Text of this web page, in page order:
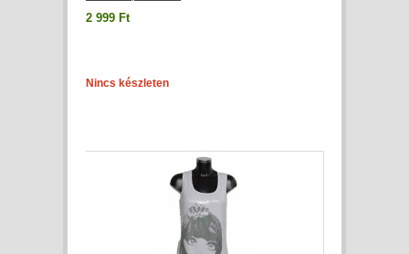
2 999 Ft
Nincs készleten